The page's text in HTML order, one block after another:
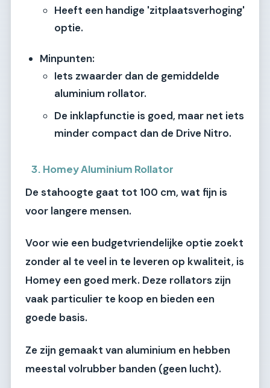
Heeft een handige 'zitplaatsverhoging'
optie.
Minpunten:
Iets zwaarder dan de gemiddelde
aluminium rollator.
De inklapfunctie is goed, maar net iets
minder compact dan de Drive Nitro.
3. Homey Aluminium Rollator
De stahoogte gaat tot 100 cm, wat fijn is
voor langere mensen.
Voor wie een budgetvriendelijke optie zoekt
zonder al te veel in te leveren op kwaliteit, is
Homey een goed merk. Deze rollators zijn
vaak particulier te koop en bieden een
goede basis.
Ze zijn gemaakt van aluminium en hebben
meestal volrubber banden (geen lucht).